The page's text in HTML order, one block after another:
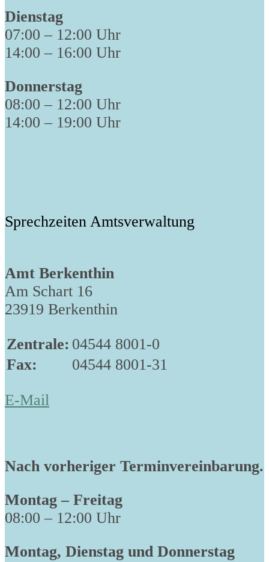
Dienstag
07:00 – 12:00 Uhr
14:00 – 16:00 Uhr
Donnerstag
08:00 – 12:00 Uhr
14:00 – 19:00 Uhr
Sprechzeiten Amtsverwaltung
Amt Berkenthin
Am Schart 16
23919 Berkenthin
Zentrale: 04544 8001-0
Fax:
04544 8001-31
E-Mail
Nach vorheriger Terminvereinbarung.
Montag – Freitag
08:00 – 12:00 Uhr
Montag, Dienstag und Donnerstag